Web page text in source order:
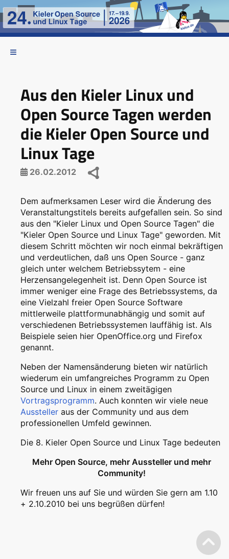
Aus den Kieler Linux und
Open Source Tagen werden
die Kieler Open Source und
Linux Tage
26.02.2012
Dem aufmerksamen Leser wird die Änderung des
Veranstaltungstitels bereits aufgefallen sein. So sind
aus den "Kieler Linux und Open Source Tagen" die
"Kieler Open Source und Linux Tage" geworden. Mit
diesem Schritt möchten wir noch einmal bekräftigen
und verdeutlichen, daß uns Open Source - ganz
gleich unter welchem Betriebssytem - eine
Herzensangelegenheit ist. Denn Open Source ist
immer weniger eine Frage des Betriebssystems, da
eine Vielzahl freier Open Source Software
mittlerweile plattformunabhängig und somit auf
verschiedenen Betriebssystemen lauffähig ist. Als
Beispiele seien hier OpenOffice.org und Firefox
genannt.
Neben der Namensänderung bieten wir natürlich
wiederum ein umfangreiches Programm zu Open
Source und Linux in einem zweitägigen
Vortragsprogramm. Auch konnten wir viele neue
Aussteller aus der Community und aus dem
professionellen Umfeld gewinnen.
Die 8. Kieler Open Source und Linux Tage bedeuten
Mehr Open Source, mehr Aussteller und mehr
Community!
Wir freuen uns auf Sie und würden Sie gern am 1.10
+ 2.10.2010 bei uns begrüßen dürfen!